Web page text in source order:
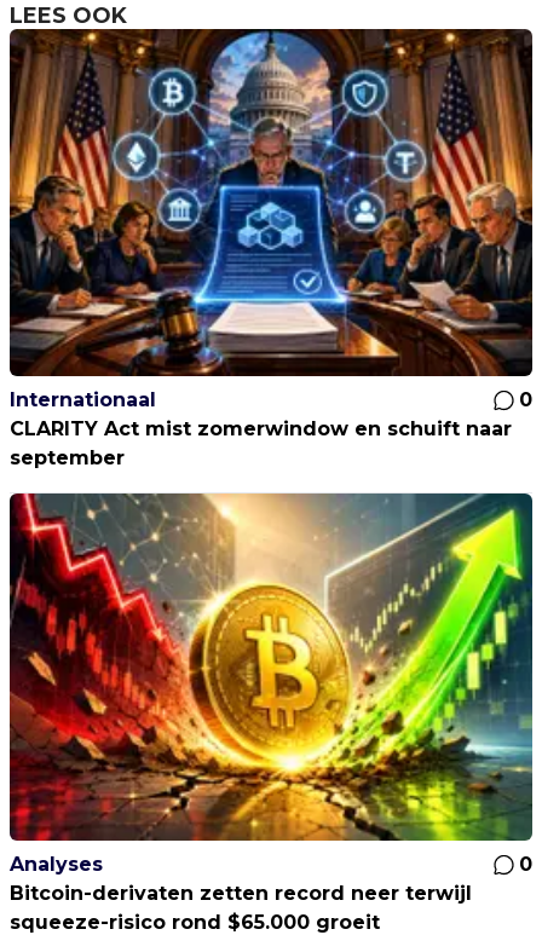
LEES OOK
Internationaal
0
CLARITY Act mist zomerwindow en schuift naar
september
Analyses
0
Bitcoin-derivaten zetten record neer terwijl
squeeze-risico rond $65.000 groeit